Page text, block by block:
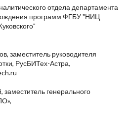
отдела департамента
программ ФГБУ "НИЦ
заместитель руководителя
РусБИТех-Астра,
заместитель генерального